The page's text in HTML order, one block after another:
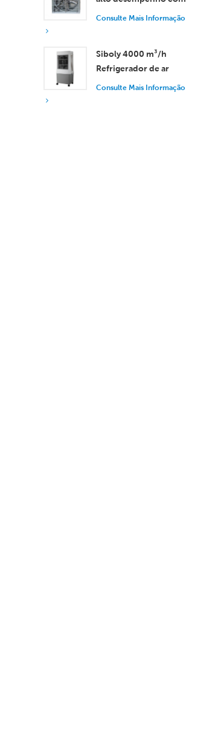
vazão de ar de 37.000
Consulte Mais Informação
Siboly 4000 m³/h
Refrigerador de ar
industrial portátil 50L
Consulte Mais Informação